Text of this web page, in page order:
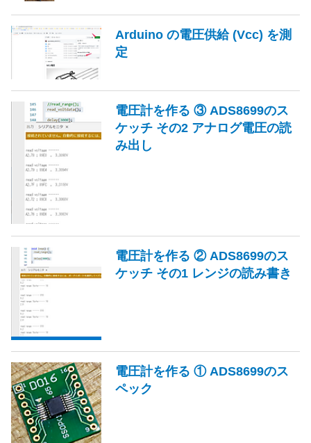
Arduino の電圧供給 (Vcc) を測
定
電圧計を作る ③ ADS8699のス
ケッチ その2 アナログ電圧の読
み出し
電圧計を作る ② ADS8699のス
ケッチ その1 レンジの読み書き
電圧計を作る ① ADS8699のス
ペック